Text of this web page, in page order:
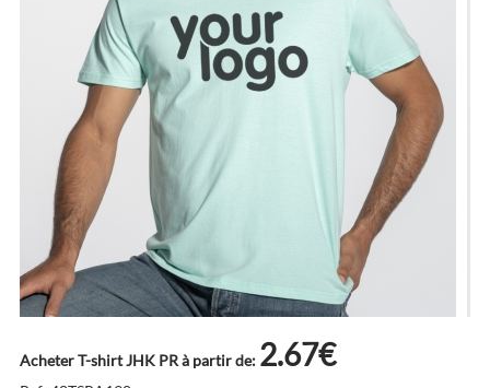
Acheter T-shirt JHK PR à partir de: 2.67€